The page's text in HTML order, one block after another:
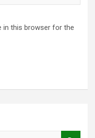
in this browser for the